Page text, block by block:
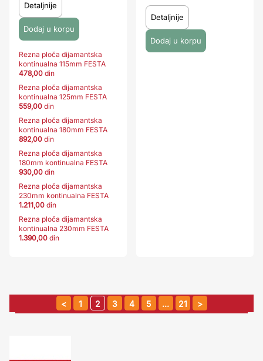
Detaljnije
Rezna ploča dijamantska
kontinualna 115mm FESTA
478,00 din
Rezna ploča dijamantska
kontinualna 125mm FESTA
559,00 din
Rezna ploča dijamantska
kontinualna 180mm FESTA
892,00 din
Rezna ploča dijamantska
180mm kontinualna FESTA
930,00 din
Rezna ploča dijamantska
230mm kontinualna FESTA
1.211,00 din
Rezna ploča dijamantska
kontinualna 230mm FESTA
1.390,00 din
Detaljnije
1 2 3 4 5 … 21